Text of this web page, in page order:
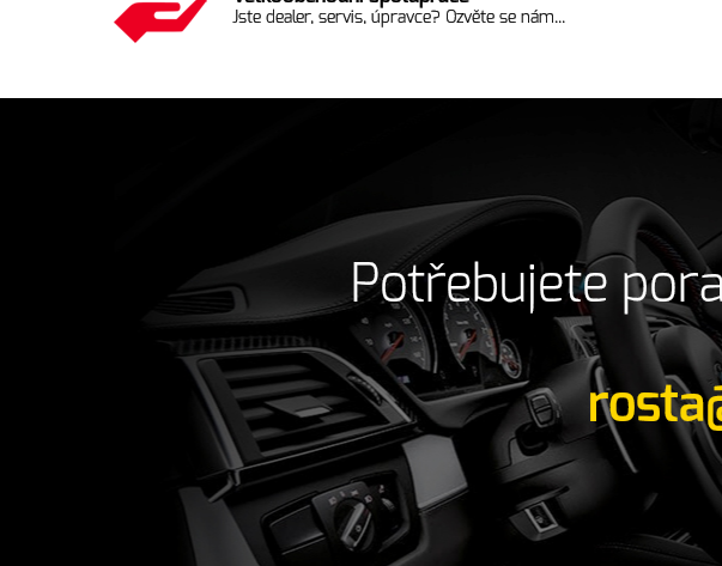
Jste dealer, servis, úpravce? Ozvěte se nám...
Potřebujete